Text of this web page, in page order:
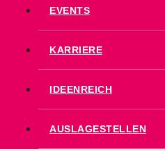
EVENTS
KARRIERE
IDEENREICH
AUSLAGESTELLEN